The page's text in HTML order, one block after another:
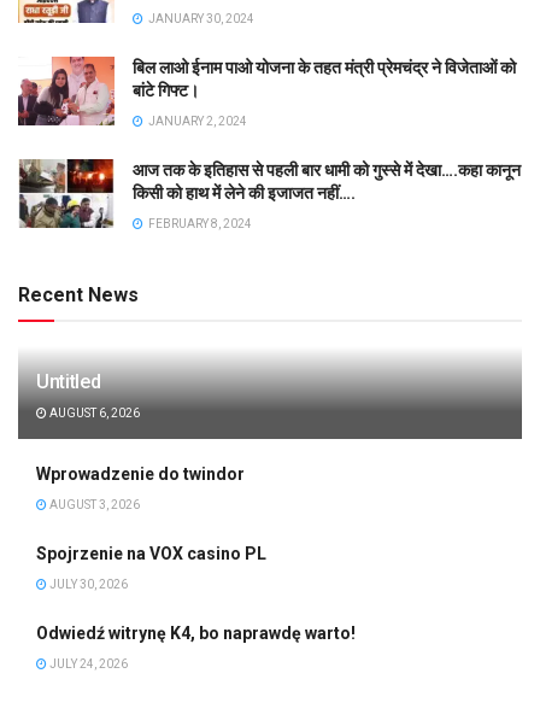
JANUARY 30, 2024
बिल लाओ ईनाम पाओ योजना के तहत मंत्री प्रेमचंद्र ने विजेताओं को
बांटे गिफ्ट।
JANUARY 2, 2024
आज तक के इतिहास से पहली बार धामी को गुस्से में देखा….कहा कानून
किसी को हाथ में लेने की इजाजत नहीं….
FEBRUARY 8, 2024
Recent News
Untitled
AUGUST 6, 2026
Wprowadzenie do twindor
AUGUST 3, 2026
Spojrzenie na VOX casino PL
JULY 30, 2026
Odwiedź witrynę K4, bo naprawdę warto!
JULY 24, 2026